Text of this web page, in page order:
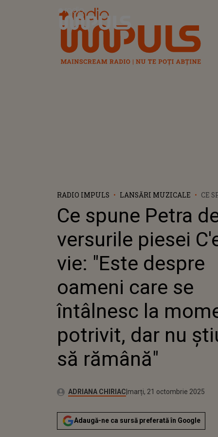
Radio Impuls
RADIO IMPULS LANSĂRI MUZICALE
CE
ȘTIU
Ce spune Petra
versurile piesei
vie: "Este despre
oameni care se
întâlnesc la
potrivit, dar nu
să rămână"
Autor:ADRIANA CHIRIACPublicat:
marți, 21 octombrie 2025
Actualizat:
marți, 21 octombrie 2025
Adaugă-ne ca sursă preferată în Google